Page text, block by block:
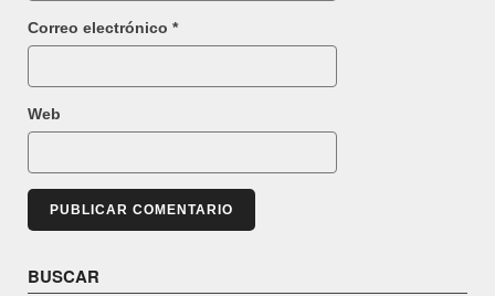
Correo electrónico *
Web
BUSCAR